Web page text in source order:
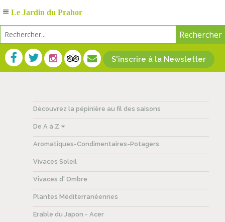
S'inscrire à la Newsletter
Découvrez la pépinière au fil des saisons
De A à Z
Aromatiques-Condimentaires-Potagers
Vivaces Soleil
Vivaces d' Ombre
Plantes Méditerranéennes
Erable du Japon - Acer
Le Jardin du Prahor